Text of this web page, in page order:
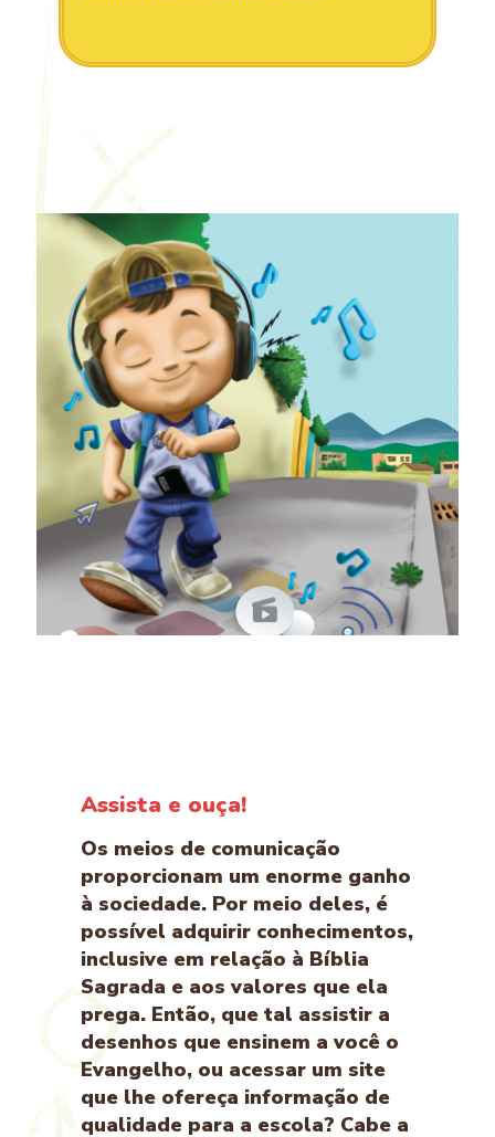
Assista e ouça!
Os meios de comunicação
proporcionam um enorme ganho
à sociedade. Por meio deles, é
possível adquirir conhecimentos,
inclusive em relação à Bíblia
Sagrada e aos valores que ela
prega. Então, que tal assistir a
desenhos que ensinem a você o
Evangelho, ou acessar um site
que lhe ofereça informação de
qualidade para a escola? Cabe a